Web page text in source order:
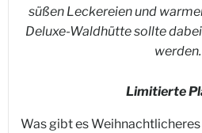
süßen Leckereien und
Deluxe-Waldhütte sollte
werden.
Limitierte
Was gibt es